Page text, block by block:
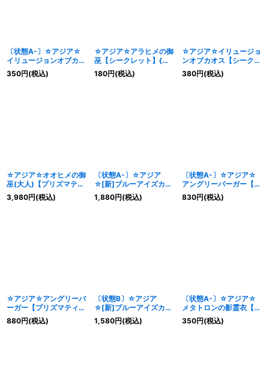
〔状態A-〕☆アジア☆
イリュージョンオブカオ
ス【シークレット】{ア
ジアTTP1-JP011}《儀
350円(税込)
☆アジア☆アラヒメの御
巫【シークレット】{ア
ジアTTP1-JP064}《儀
式》
180円(税込)
☆アジア☆イリュージョ
ンオブカオス【シークレ
ット】{アジアTTP1-
JP011}《儀式》
380円(税込)
☆アジア☆オオヒメの御
巫(大人)【プリズマティ
ックシークレット】{ア
ジアTTP1-JP063}《儀
3,980円(税込)
〔状態A-〕☆アジア
☆[新]ブルーアイズカオ
スMAXドラゴン(左向)
【クォーターセンチュリ
1,880円(税込)
〔状態A-〕☆アジア☆
アングリーバーガー【プ
リズマティックシークレ
ット】{アジアDUAD-
830円(税込)
☆アジア☆アングリーバ
ーガー【プリズマティッ
クシークレット】{アジ
アDUAD-JP029}《儀
880円(税込)
〔状態B〕☆アジア
☆[新]ブルーアイズカオ
スMAXドラゴン(左向)
【クォーターセンチュリ
1,580円(税込)
〔状態A-〕☆アジア☆
メタトロンの影霊衣【シ
ークレットパラレル】
{アジアTW02-JP074}
350円(税込)